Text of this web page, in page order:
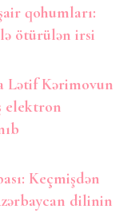
qohumları:
ötürülən irsi
Lətif Kərimovun
elektron
Keçmişdən
dilinin